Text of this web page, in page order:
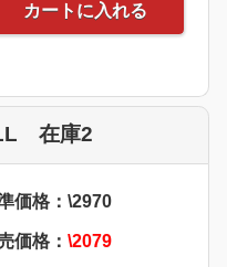
カートに入れる
在庫2
価格：\2970
価格： \2079